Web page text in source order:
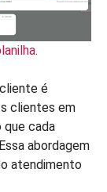
é
clientes em
que cada
abordagem
atendimento